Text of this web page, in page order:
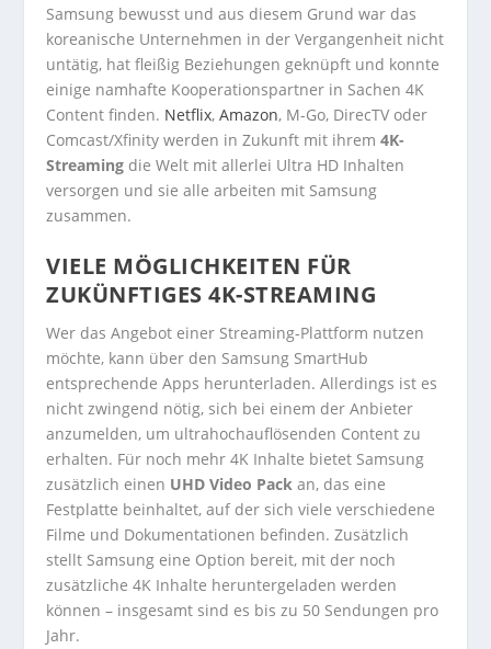
Samsung bewusst und aus diesem Grund war das
koreanische Unternehmen in der Vergangenheit nicht
untätig, hat fleißig Beziehungen geknüpft und konnte
einige namhafte Kooperationspartner in Sachen 4K
Content finden. Netflix,Amazon, M-Go, DirecTV oder
Comcast/Xfinity werden in Zukunft mit ihrem4K-
Streaming die Welt mit allerlei Ultra HD Inhalten
versorgen und sie alle arbeiten mit Samsung
zusammen.
VIELE MÖGLICHKEITEN FÜR
ZUKÜNFTIGES 4K-STREAMING
Wer das Angebot einer Streaming-Plattform nutzen
möchte, kann über den Samsung SmartHub
entsprechende Apps herunterladen. Allerdings ist es
nicht zwingend nötig, sich bei einem der Anbieter
anzumelden, um ultrahochauflösenden Content zu
erhalten. Für noch mehr 4K Inhalte bietet Samsung
zusätzlich einen UHD Video Pack an, das eine
Festplatte beinhaltet, auf der sich viele verschiedene
Filme und Dokumentationen befinden. Zusätzlich
stellt Samsung eine Option bereit, mit der noch
zusätzliche 4K Inhalte heruntergeladen werden
können – insgesamt sind es bis zu 50 Sendungen pro
Jahr.